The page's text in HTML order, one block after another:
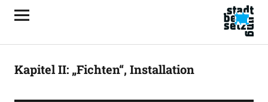
Kapitel II: „Fichten“, Installation